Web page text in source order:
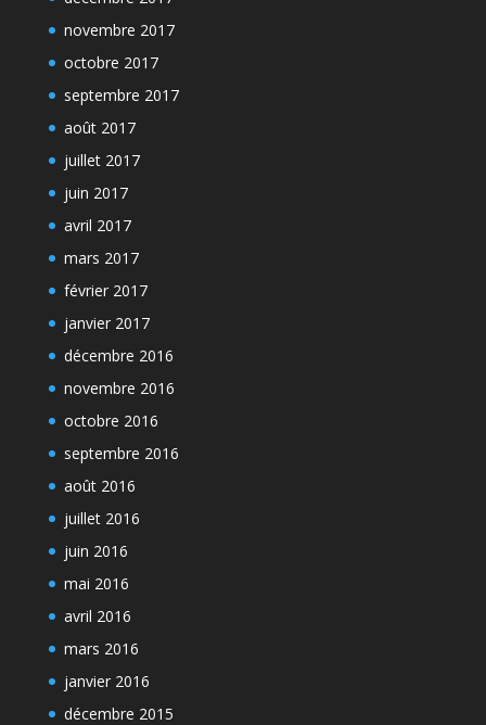
novembre 2017
octobre 2017
septembre 2017
août 2017
juillet 2017
juin 2017
avril 2017
mars 2017
février 2017
janvier 2017
décembre 2016
novembre 2016
octobre 2016
septembre 2016
août 2016
juillet 2016
juin 2016
mai 2016
avril 2016
mars 2016
janvier 2016
décembre 2015